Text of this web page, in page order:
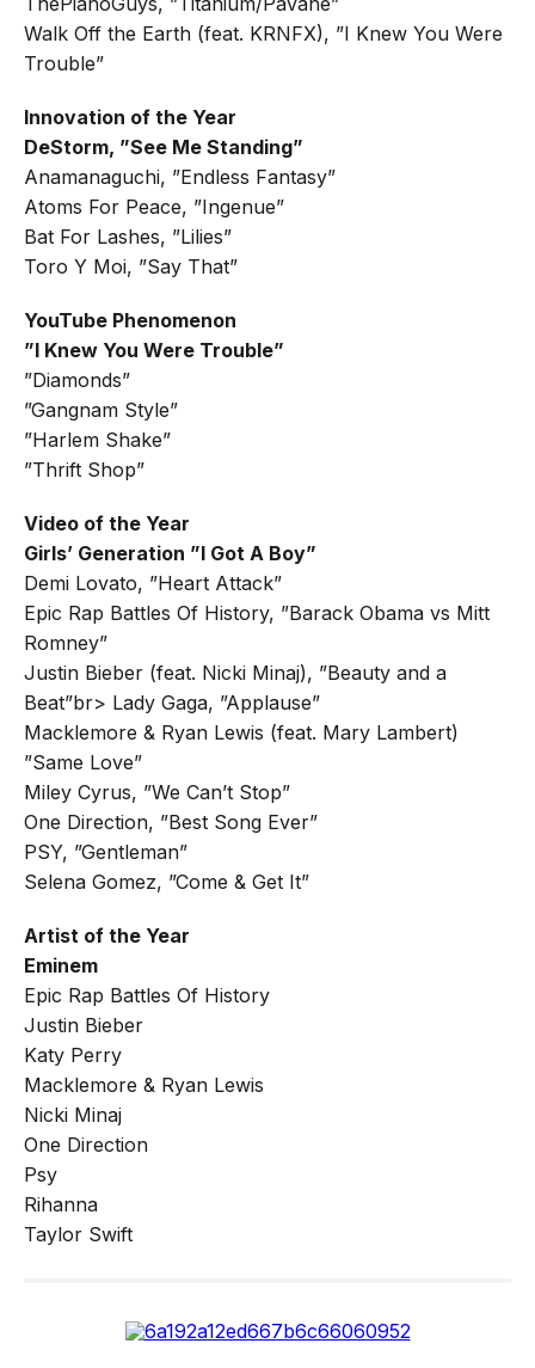
Walk Off the Earth (feat. KRNFX), ”I Knew You Were
Trouble”
Innovation of the Year
DeStorm, ”See Me Standing”
Anamanaguchi, ”Endless Fantasy”
Atoms For Peace, ”Ingenue”
Bat For Lashes, ”Lilies”
Toro Y Moi, ”Say That”
YouTube Phenomenon
”I Knew You Were Trouble”
”Diamonds”
”Gangnam Style”
”Harlem Shake”
”Thrift Shop”
Video of the Year
Girls’ Generation ”I Got A Boy”
Demi Lovato, ”Heart Attack”
Epic Rap Battles Of History, ”Barack Obama vs Mitt
Romney”
Justin Bieber (feat. Nicki Minaj), ”Beauty and a
Beat”br> Lady Gaga, ”Applause”
Macklemore & Ryan Lewis (feat. Mary Lambert)
”Same Love”
Miley Cyrus, ”We Can’t Stop”
One Direction, ”Best Song Ever”
PSY, ”Gentleman”
Selena Gomez, ”Come & Get It”
Artist of the Year
Eminem
Epic Rap Battles Of History
Justin Bieber
Katy Perry
Macklemore & Ryan Lewis
Nicki Minaj
One Direction
Psy
Rihanna
Taylor Swift